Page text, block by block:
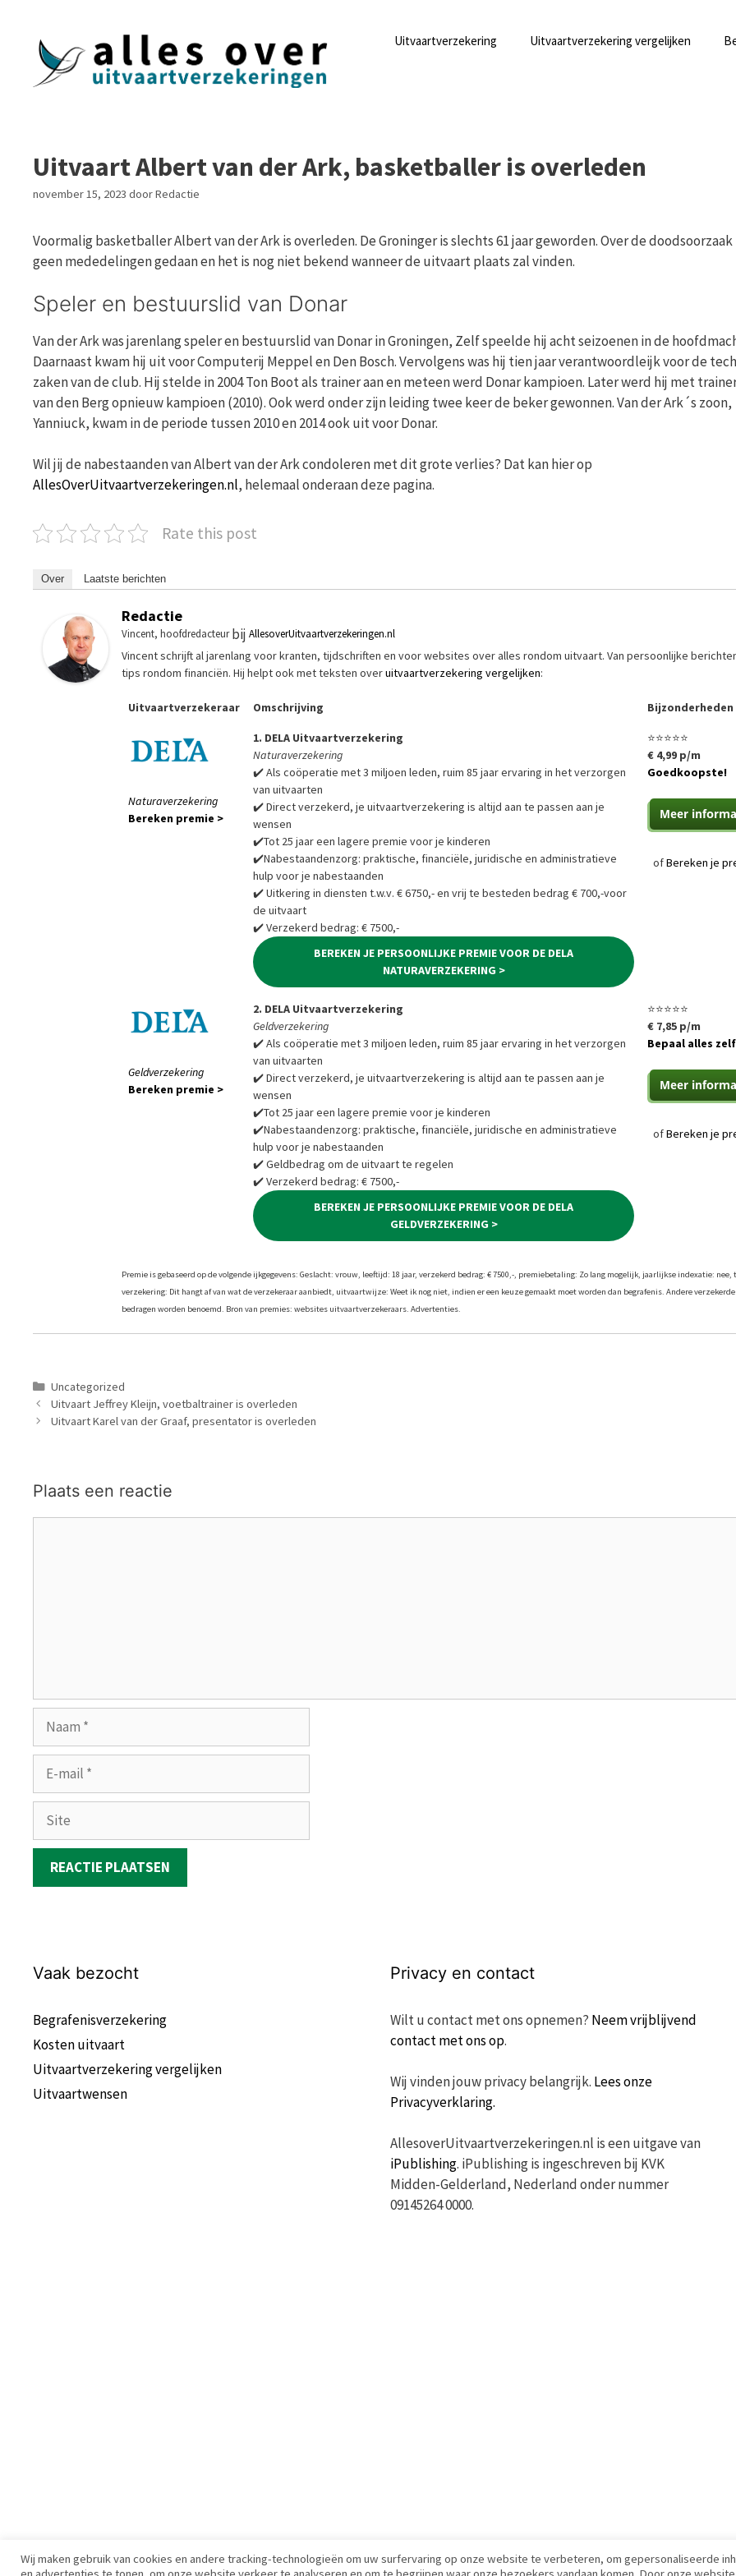
Uitvaartverzekering Uitvaartverzekering vergelijken
Uitvaart Albert van der Ark, basketballer is overleden
november 15, 2023 doorRedactie
Voormalig basketballer Albert van der Ark is overleden. De Groninger is slechts 61 jaar geworden. Over de doodsoorzaak
geen mededelingen gedaan en het is nog niet bekend wanneer de uitvaart plaats zal vinden.
Speler en bestuurslid van Donar
Van der Ark was jarenlang speler en bestuurslid van Donar in Groningen, Zelf speelde hij acht seizoenen in de
Daarnaast kwam hij uit voor Computerij Meppel en Den Bosch. Vervolgens was hij tien jaar verantwoordleijk voor de
zaken van de club. Hij stelde in 2004 Ton Boot als trainer aan en meteen werd Donar kampioen. Later werd hij met
van den Berg opnieuw kampioen (2010). Ook werd onder zijn leiding twee keer de beker gewonnen. Van der Ark´s zoon,
Yanniuck, kwam in de periode tussen 2010 en 2014 ook uit voor Donar.
Wil jij de nabestaanden van Albert van der Ark condoleren met dit grote verlies? Dat kan hier op
AllesOverUitvaartverzekeringen.nl, helemaal onderaan deze pagina.
Rate this post
Over Laatste berichten
Redactie
Vincent, hoofdredacteurbij AllesoverUitvaartverzekeringen.nl
Vincent schrijft al jarenlang voor kranten, tijdschriften en voor websites over alles rondom uitvaart. Van persoonlijke
tips rondom financiën. Hij helpt ook met teksten overuitvaartverzekering vergelijken:
Uitvaartverzekeraar Omschrijving Bijzonderheden
Naturaverzekering
Bereken premie >
1. DELA Uitvaartverzekering
Naturaverzekering
✔️ Als coöperatie met 3 miljoen leden, ruim 85 jaar ervaring in het verzorgen
van uitvaarten
✔️ Direct verzekerd, je uitvaartverzekering is altijd aan te passen aan je
wensen
✔️Tot 25 jaar een lagere premie voor je kinderen
✔️Nabestaandenzorg: praktische, financiële, juridische en administratieve
hulp voor je nabestaanden
✔️ Uitkering in diensten t.w.v. € 6750,- en vrij te besteden bedrag € 700,-voor
de uitvaart
✔️ Verzekerd bedrag: € 7500,-
BEREKEN JE PERSOONLIJKE PREMIE VOOR DE DELA
NATURAVERZEKERING >
⭐⭐⭐⭐⭐
€ 4,99 p/m
Goedkoopste!
ofBereken je
Geldverzekering
Bereken premie >
2. DELA Uitvaartverzekering
Geldverzekering
✔️ Als coöperatie met 3 miljoen leden, ruim 85 jaar ervaring in het verzorgen
van uitvaarten
✔️ Direct verzekerd, je uitvaartverzekering is altijd aan te passen aan je
wensen
✔️Tot 25 jaar een lagere premie voor je kinderen
✔️Nabestaandenzorg: praktische, financiële, juridische en administratieve
hulp voor je nabestaanden
✔️ Geldbedrag om de uitvaart te regelen
✔️ Verzekerd bedrag: € 7500,-
BEREKEN JE PERSOONLIJKE PREMIE VOOR DE DELA
GELDVERZEKERING >
⭐⭐⭐⭐⭐
€ 7,85 p/m
Bepaal alles zelf
ofBereken je
Premie is gebaseerd op de volgende ijkgegevens: Geslacht: vrouw, leeftijd: 18 jaar, verzekerd bedrag: € 7500,-, premiebetaling: Zo lang mogelijk, jaarlijkse indexatie: nee,
verzekering: Dit hangt af van wat de verzekeraar aanbiedt, uitvaartwijze: Weet ik nog niet, indien er een keuze gemaakt moet worden dan begrafenis. Andere verzekerde
bedragen worden benoemd. Bron van premies: websites uitvaartverzekeraars. Advertenties.
Categorieën
Uncategorized
Uitvaart Jeffrey Kleijn, voetbaltrainer is overleden
Uitvaart Karel van der Graaf, presentator is overleden
Plaats een reactie
mail
Site
Vaak bezocht
Begrafenisverzekering
Kosten uitvaart
Uitvaartverzekering vergelijken
Uitvaartwensen
Privacy en contact
Wilt u contact met ons opnemen? Neem vrijblijvend
contact met ons op.
Wij vinden jouw privacy belangrijk. Lees onze
Privacyverklaring.
AllesoverUitvaartverzekeringen.nl is een uitgave van
iPublishing. iPublishing is ingeschreven bij KVK
Midden-Gelderland, Nederland onder nummer
09145264 0000.
Wij maken gebruik van cookies en andere tracking-technologieën om uw surfervaring op onze website te verbeteren, om gepersonaliseerde